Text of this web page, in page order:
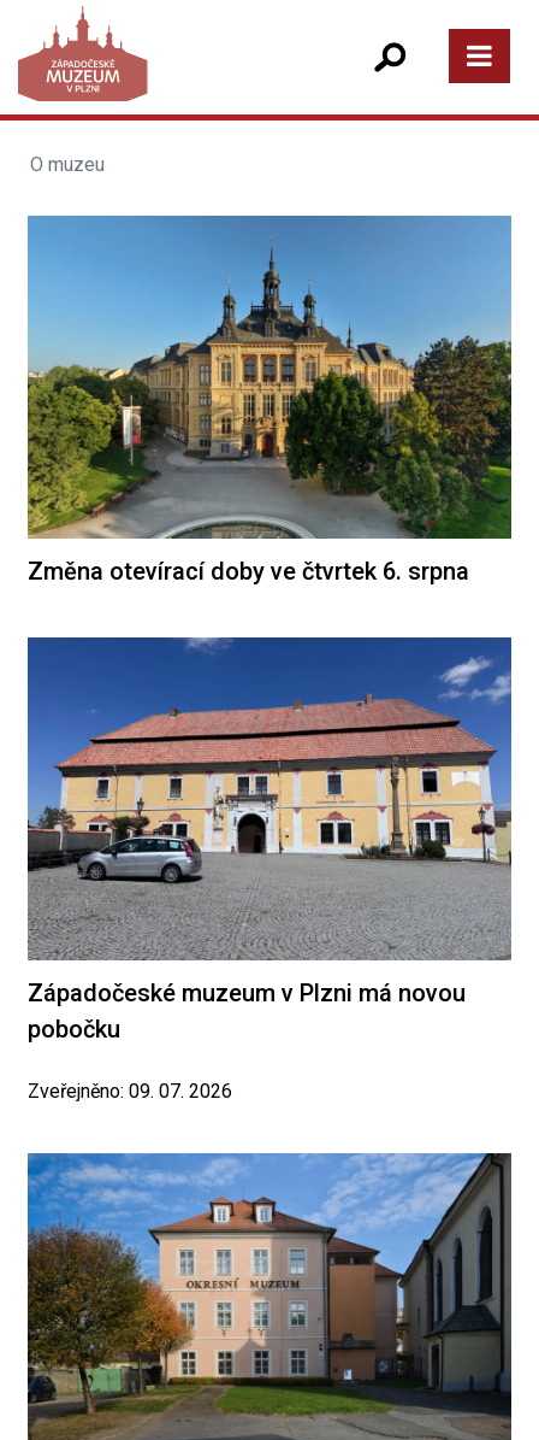
O muzeu
Změna otevírací doby ve čtvrtek 6. srpna
Západočeské muzeum v Plzni má novou
pobočku
Zveřejněno: 09. 07. 2026